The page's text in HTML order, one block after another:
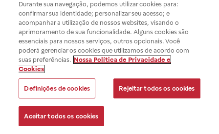
Durante sua navegação, podemos utilizar cookies para:
confirmar sua identidade; personalizar seu acesso; e
acompanhar a utilização de nossos websites, visando o
aprimoramento de sua funcionalidade. Alguns cookies são
essenciais para nossos serviços, outros opcionais. Você
poderá gerenciar os cookies que utilizamos de acordo com
suas preferências. Nossa Política de Privacidade e
Cookies
Definições de cookies Rejeitar todos os cookies
Aceitar todos os cookies